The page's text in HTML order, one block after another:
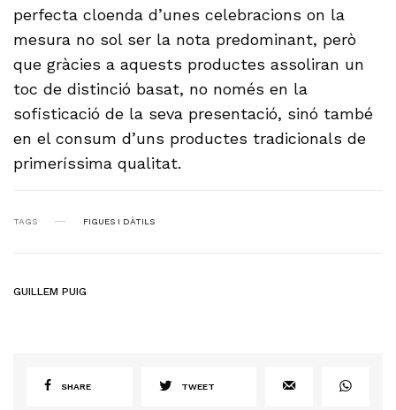
perfecta cloenda d’unes celebracions on la
mesura no sol ser la nota predominant, però
que gràcies a aquests productes assoliran un
toc de distinció basat, no només en la
sofisticació de la seva presentació, sinó també
en el consum d’uns productes tradicionals de
primeríssima qualitat.
TAGS FIGUES I DÀTILS
GUILLEM PUIG
SHARE TWEET